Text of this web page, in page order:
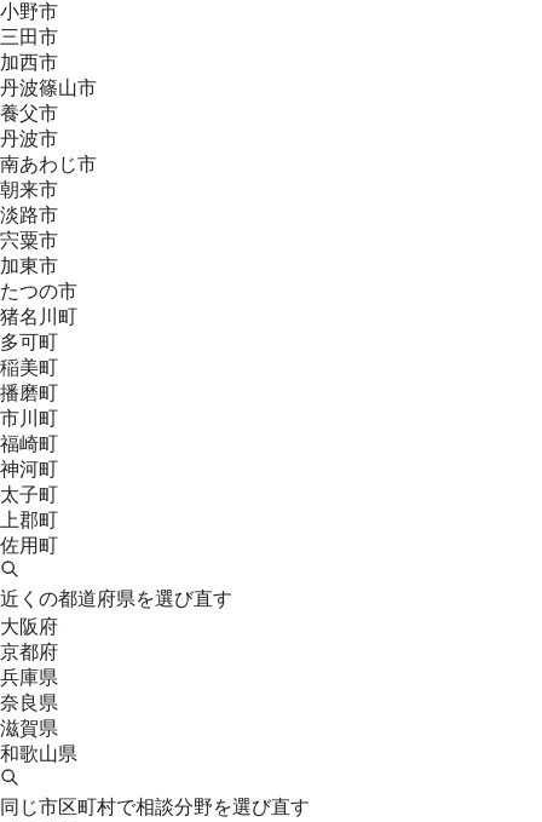
小野市
三田市
加西市
丹波篠山市
養父市
丹波市
南あわじ市
朝来市
淡路市
宍粟市
加東市
たつの市
猪名川町
多可町
稲美町
播磨町
市川町
福崎町
神河町
太子町
上郡町
佐用町
近くの都道府県を選び直す
大阪府
京都府
兵庫県
奈良県
滋賀県
和歌山県
同じ市区町村で相談分野を選び直す